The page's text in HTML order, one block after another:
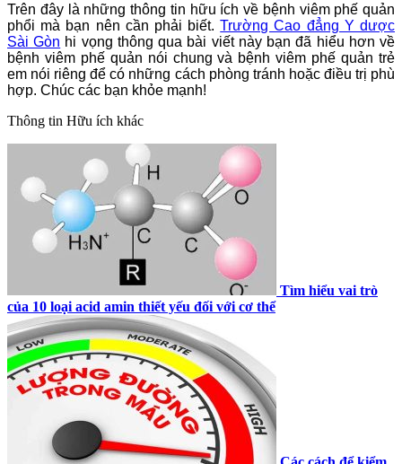
Trên đây là những thông tin hữu ích về bệnh viêm phế quản
phổi mà bạn nên cần phải biết.Trường Cao đẳng Y dược
Sài Gòn hi vọng thông qua bài viết này bạn đã hiểu hơn về
bệnh viêm phế quản nói chung và bệnh viêm phế quản trẻ
em nói riêng để có những cách phòng tránh hoặc điều trị phù
hợp. Chúc các bạn khỏe mạnh!
Thông tin Hữu ích khác
Tìm hiểu vai trò
của 10 loại acid amin thiết yếu đối với cơ thể